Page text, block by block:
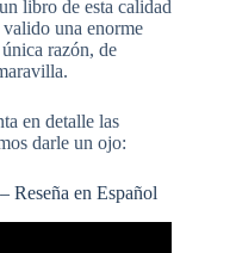
libro de esta calidad
una enorme
razón, de
en detalle las
darle un ojo:
Reseña en Español